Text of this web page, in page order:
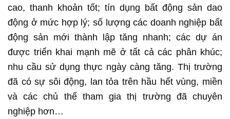
cao, thanh khoản tốt; tín dụng bất động sản dao
động ở mức hợp lý; số lượng các doanh nghiệp bất
động sản mới thành lập tăng nhanh; các dự án
được triển khai mạnh mẽ ở tất cả các phân khúc;
nhu cầu sử dụng thực ngày càng tăng. Thị trường
đã có sự sôi động, lan tỏa trên hầu hết vùng, miền
và các chủ thể tham gia thị trường đã chuyên
nghiệp hơn…